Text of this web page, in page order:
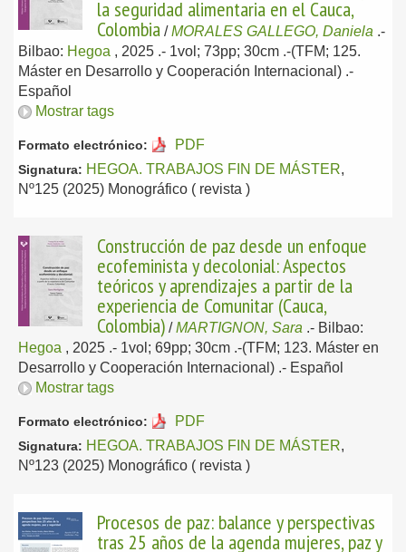
la seguridad alimentaria en el Cauca,
Colombia /MORALES GALLEGO, Daniela .-
Bilbao: Hegoa , 2025 .- 1vol; 73pp; 30cm .-(TFM; 125.
Máster en Desarrollo y Cooperación Internacional) .-
Español
Mostrar tags
Formato electrónico: PDF
Signatura: HEGOA. TRABAJOS FIN DE MÁSTER,
Nº125 (2025) Monográfico ( revista )
Construcción de paz desde un enfoque
ecofeminista y decolonial: Aspectos
teóricos y aprendizajes a partir de la
experiencia de Comunitar (Cauca,
Colombia) /MARTIGNON, Sara .- Bilbao:
Hegoa , 2025 .- 1vol; 69pp; 30cm .-(TFM; 123. Máster en
Desarrollo y Cooperación Internacional) .- Español
Mostrar tags
Formato electrónico: PDF
Signatura: HEGOA. TRABAJOS FIN DE MÁSTER,
Nº123 (2025) Monográfico ( revista )
Procesos de paz: balance y perspectivas
tras 25 años de la agenda mujeres, paz y